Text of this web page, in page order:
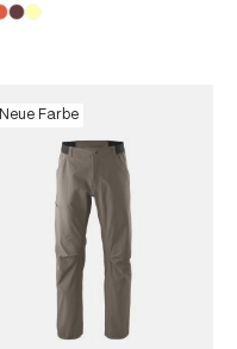
Neue Farbe